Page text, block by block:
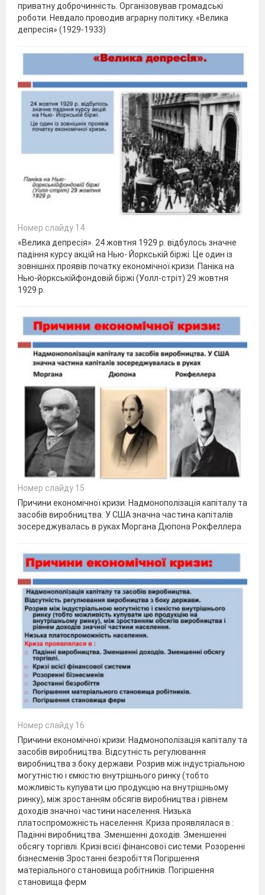
приватну доброчинність. Організовував громадські
роботи. Невдало проводив аграрну політику. «Велика
депресія» (1929-1933)
Номер слайду 14
«Велика депресія». 24 жовтня 1929 р. відбулось значне
падіння курсу акцій на Нью- Йоркській біржі. Це один із
зовнішніх проявів початку економічної кризи. Паніка на
Нью-йоркськійфондовій біржі (Уолл-стріт) 29 жовтня
1929 р.
Номер слайду 15
Причини економічної кризи: Надмонополізація капіталу та
засобів виробництва. У США значна частина капіталів
зосереджувалась в руках Моргана Дюпона Рокфеллера
Номер слайду 16
Причини економічної кризи: Надмонополізація капіталу та
засобів виробництва. Відсутність регулювання
виробництва з боку держави. Розрив між індустріальною
могутністю і ємкістю внутрішнього ринку (тобто
можливість купувати цю продукцію на внутрішньому
ринку), між зростанням обсягів виробництва і рівнем
доходів значної частини населення. Низька
платоспроможність населення. Криза проявлялася в :
Падінні виробництва. Зменшенні доходів. Зменшенні
обсягу торгівлі. Кризі всієї фінансової системи. Розоренні
бізнесменів Зростанні безробіття Погіршення
матеріального становища робітників. Погіршення
становища ферм